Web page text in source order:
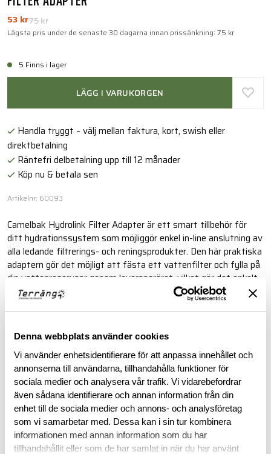
Denna webbplats använder cookies
Vi använder enhetsidentifierare för att anpassa innehållet och
annonserna till användarna, tillhandahålla funktioner för
sociala medier och analysera vår trafik. Vi vidarebefordrar
även sådana identifierare och annan information från din
enhet till de sociala medier och annons- och analysföretag
som vi samarbetar med. Dessa kan i sin tur kombinera
informationen med annan information som du har
tillhandahållit eller som de har samlat in när du har använt
75 kr
53 kr
Lägsta pris under de senaste 30 dagarna innan prissänkning: 75 kr
5 Finns i lager
LÄGG I VARUKORGEN
Handla tryggt – välj mellan faktura, kort, swish eller
direktbetalning
Räntefri delbetalning upp till 12 månader
Köp nu & betala sen
Artikelnr: 60093
Camelbak Hydrolink Filter Adapter är ett smart tillbehör för
ditt hydrationssystem som möjliggör enkel in-line anslutning av
alla ledande filtrerings- och reningsprodukter. Den här praktiska
adaptern gör det möjligt att fästa ett vattenfilter och fylla på
din vattenreservoar genom leveransröret, vilket gör det enkelt
att få rent och fräscht vatten under alla dina äventyr.
BESKRIVNING
RECENSIONER
OM VARUMÄRKET